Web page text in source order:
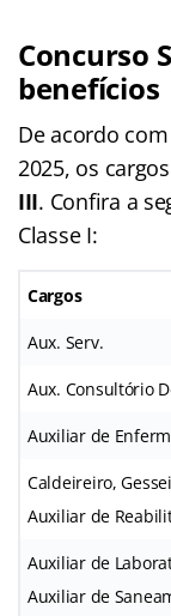
Concurso
benefícios
De acordo
2025, os
III. Confira a
Classe I:
Cargos
Aux. Serv.
Aux. Consultório
Auxiliar de
Caldeireiro,
Auxiliar de
Auxiliar de
Auxiliar de